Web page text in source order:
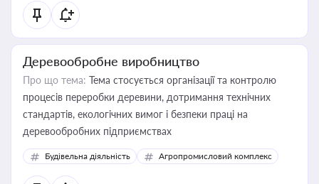
Деревообробне виробництво
Про що тема: Тема стосується організації та контролю
процесів переробки деревини, дотримання технічних
стандартів, екологічних вимог і безпеки праці на
деревообробних підприємствах
Будівельна діяльність Агропромисловий комплекс